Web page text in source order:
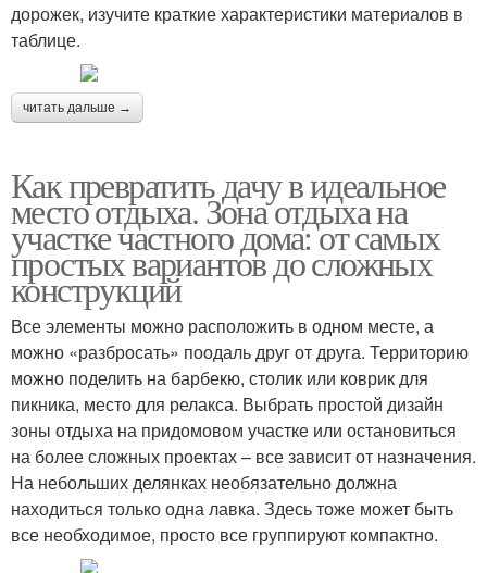
дорожек, изучите краткие характеристики материалов в
таблице.
читать дальше →
Как превратить дачу в идеальное
место отдыха. Зона отдыха на
участке частного дома: от самых
простых вариантов до сложных
конструкций
Все элементы можно расположить в одном месте, а
можно «разбросать» поодаль друг от друга. Территорию
можно поделить на барбекю, столик или коврик для
пикника, место для релакса. Выбрать простой дизайн
зоны отдыха на придомовом участке или остановиться
на более сложных проектах – все зависит от назначения.
На небольших делянках необязательно должна
находиться только одна лавка. Здесь тоже может быть
все необходимое, просто все группируют компактно.